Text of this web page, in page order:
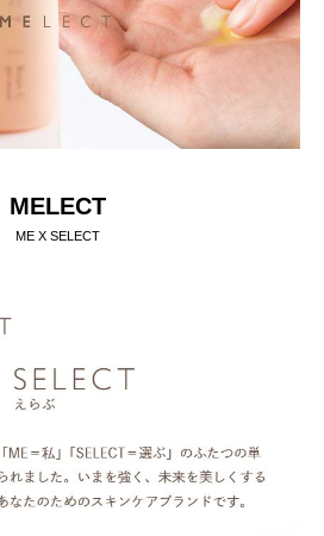
MELECT
ME X SELECT